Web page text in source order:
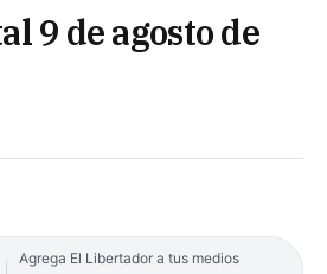
9 de agosto de
Agrega El Libertador a tus medios